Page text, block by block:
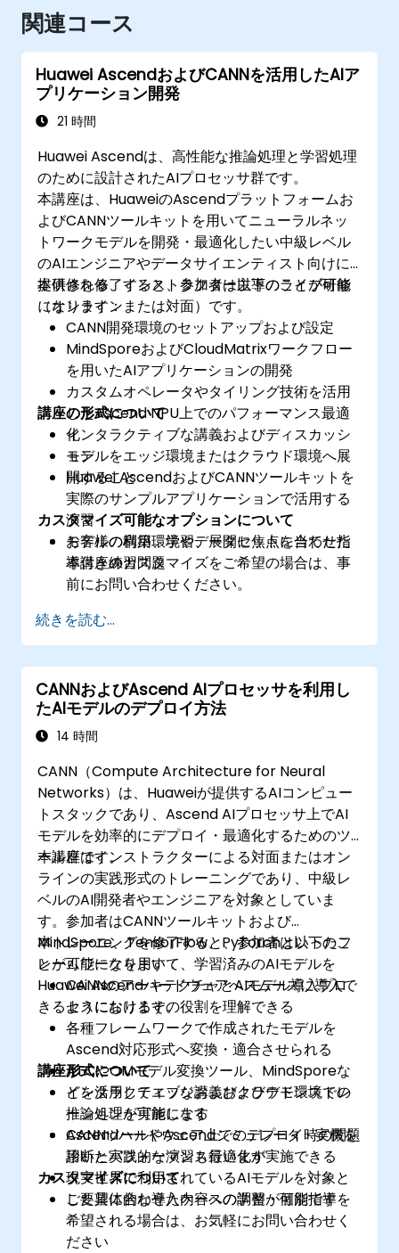
関連コース
Huawei AscendおよびCANNを活用したAIア
プリケーション開発
21 時間
Huawei Ascendは、高性能な推論処理と学習処理
のために設計されたAIプロセッサ群です。
本講座は、HuaweiのAscendプラットフォームお
よびCANNツールキットを用いてニューラルネッ
トワークモデルを開発・最適化したい中級レベル
のAIエンジニアやデータサイエンティスト向けに
提供される、インストラクター主導のライブ研修
（オンラインまたは対面）です。
本研修を修了すると、参加者は以下のことが可能
になります：
CANN開発環境のセットアップおよび設定
MindSporeおよびCloudMatrixワークフロー
を用いたAIアプリケーションの開発
カスタムオペレータやタイリング技術を活用
したAscend NPU上でのパフォーマンス最適
化
モデルをエッジ環境またはクラウド環境へ展
開すること
講座の形式について
インタラクティブな講義およびディスカッシ
ョン
Huawei AscendおよびCANNツールキットを
実際のサンプルアプリケーションで活用する
演習
モデルの構築、学習、展開に焦点を当てた指
導付き練習問題
カスタマイズ可能なオプションについて
お客様の利用環境やデータセットに合わせた
本講座のカスタマイズをご希望の場合は、事
前にお問い合わせください。
続きを読む...
CANNおよびAscend AIプロセッサを利用し
たAIモデルのデプロイ方法
14 時間
CANN（Compute Architecture for Neural
Networks）は、Huaweiが提供するAIコンピュー
トスタックであり、Ascend AIプロセッサ上でAI
モデルを効率的にデプロイ・最適化するためのツ
ール群です。
本講座はインストラクターによる対面またはオン
ラインの実践形式のトレーニングであり、中級レ
ベルのAI開発者やエンジニアを対象としていま
す。参加者はCANNツールキットおよび
MindSpore、TensorFlow、PyTorchといったフ
レームワークを用いて、学習済みのAIモデルを
Huawei Ascendハードウェアへスムーズに導入で
きるようになります。
本トレーニングを修了すると、参加者は以下のこ
とが可能になります：
CANNのアーキテクチャとAIモデル導入プロ
セスにおけるその役割を理解できる
各種フレームワークで作成されたモデルを
Ascend対応形式へ変換・適合させられる
ATCやOMモデル変換ツール、MindSporeな
どを活用してエッジおよびクラウド環境での
推論処理が可能になる
Ascendハードウェア上でのデプロイ時の問題
診断とパフォーマンス最適化が実施できる
講座形式について
インタラクティブな講義およびデモンストレ
ーションを実施します
CANNツールやAscendシミュレータ・実機を
用いた実践的な演習も行います
現実世界で利用されているAIモデルを対象と
した具体的な導入ケースの学習が可能です
カスタマイズについて
ご要望に合わせた内容への調整・個別指導を
希望される場合は、お気軽にお問い合わせく
ださい